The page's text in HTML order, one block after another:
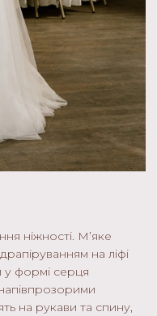
ніжності. М’яке
на ліфі
у формі серця
на рукави та спину,